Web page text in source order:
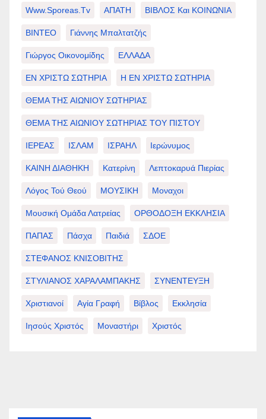
Www.sporeas.tv ΑΠΑΤΗ ΒΙΒΛΟΣ Και ΚΟΙΝΩΝΙΑ
ΒΙΝΤΕΟ Γιάννης Μπαλτατζής
Γιώργος Οικονομίδης ΕΛΛΑΔΑ
ΕΝ ΧΡΙΣΤΩ ΣΩΤΗΡΙΑ Η ΕΝ ΧΡΙΣΤΩ ΣΩΤΗΡΙΑ
ΘΕΜΑ ΤΗΣ ΑΙΩΝΙΟΥ ΣΩΤΗΡΙΑΣ
ΘΕΜΑ ΤΗΣ ΑΙΩΝΙΟΥ ΣΩΤΗΡΙΑΣ ΤΟΥ ΠΙΣΤΟΥ
ΙΕΡΕΑΣ ΙΣΛΑΜ ΙΣΡΑΗΛ Ιερώνυμος
ΚΑΙΝΗ ΔΙΑΘΗΚΗ Κατερίνη Λεπτοκαρυά Πιερίας
Λόγος Τού Θεού ΜΟΥΣΙΚΗ Μοναχοι
Μουσική Ομάδα Λατρείας ΟΡΘΟΔΟΞΗ ΕΚΚΛΗΣΙΑ
ΠΑΠΑΣ Πάσχα Παιδιά ΣΔΟΕ
ΣΤΕΦΑΝΟΣ ΚΝΙΣΟΒΙΤΗΣ
ΣΤΥΛΙΑΝΟΣ ΧΑΡΑΛΑΜΠΑΚΗΣ ΣΥΝΕΝΤΕΥΞΗ
Χριστιανοί Αγία Γραφή Βίβλος Εκκλησία
Ιησούς Χριστός Μοναστήρι Χριστός